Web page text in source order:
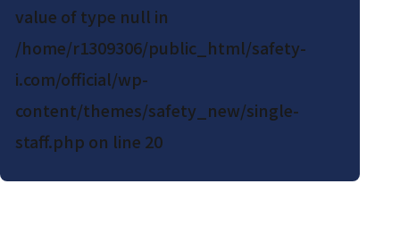
value of type null in
/home/r1309306/public_html/safety-
i.com/official/wp-
content/themes/safety_new/single-
staff.php on line 20